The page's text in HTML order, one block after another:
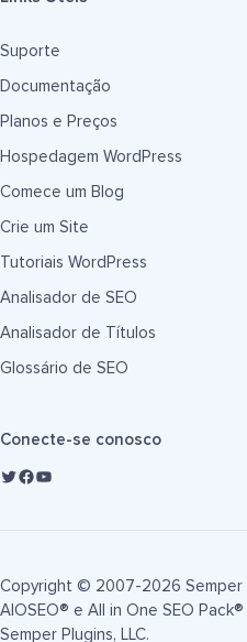
Suporte
Documentação
Planos e Preços
Hospedagem WordPress
Comece um Blog
Crie um Site
Tutoriais WordPress
Analisador de SEO
Analisador de Títulos
Glossário de SEO
Conecte-se conosco
Copyright © 2007-2026 Semper
AIOSEO® e All in One SEO
Semper Plugins, LLC.